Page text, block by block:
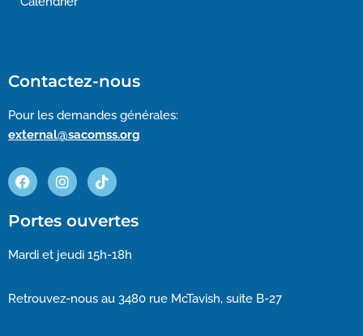
Contactez-nous
Pour les demandes générales:
external@sacomss.org
Portes ouvertes
Mardi et jeudi 15h-18h
Retrouvez-nous au 3480 rue McTavish, suite B-27